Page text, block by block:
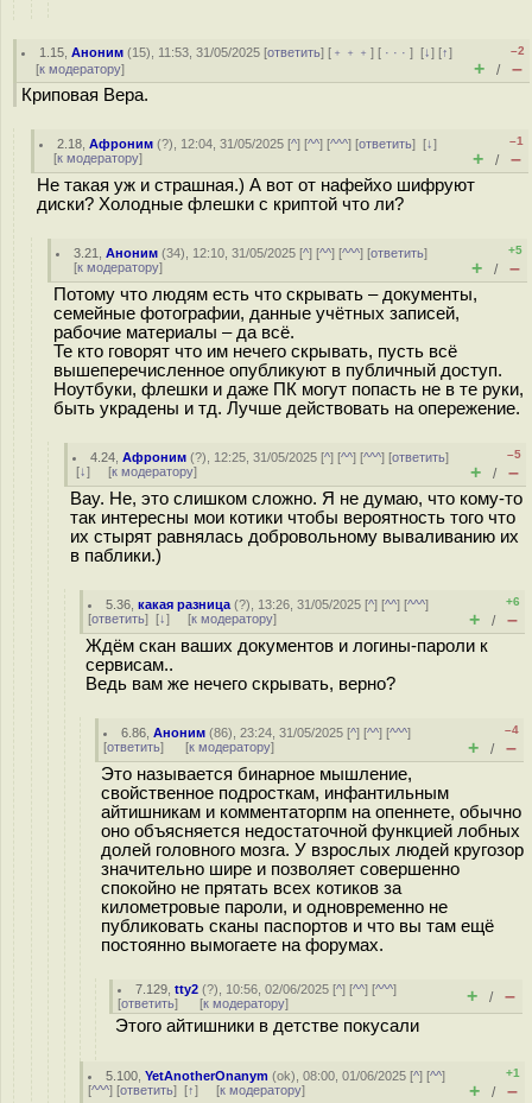
1.15 ,Аноним (15), 11:53, 31/05/2025 [ответить] [ ﹢﹢﹢] [ · · ·][↓] [↑]
[к модератору]
–2
+ / –
Криповая Вера.
2.18 ,Афроним (?), 12:04, 31/05/2025 [^] [^^] [^^^] [ответить][↓]
[к модератору]
–1
+ / –
Не такая уж и страшная.) А вот от нафейхо шифруют
диски? Холодные флешки с криптой что ли?
3.21 ,Аноним (34), 12:10, 31/05/2025 [^] [^^] [^^^] [ответить]
[к модератору]
+5
+ / –
Потому что людям есть что скрывать – документы,
семейные фотографии, данные учётных записей,
рабочие материалы – да всё.
Те кто говорят что им нечего скрывать, пусть всё
вышеперечисленное опубликуют в публичный доступ.
Ноутбуки, флешки и даже ПК могут попасть не в те руки,
быть украдены и тд. Лучше действовать на опережение.
4.24 ,Афроним (?), 12:25, 31/05/2025 [^] [^^] [^^^] [ответить]
[↓] [к модератору]
–5
+ / –
Вау. Не, это слишком сложно. Я не думаю, что кому-то
так интересны мои котики чтобы вероятность того что
их стырят равнялась добровольному вываливанию их
в паблики.)
5.36 ,какая разница (?), 13:26, 31/05/2025 [^] [^^] [^^^]
[ответить] [↓] [к модератору]
+6
+ / –
Ждём скан ваших документов и логины-пароли к
сервисам..
Ведь вам же нечего скрывать, верно?
6.86 ,Аноним (86), 23:24, 31/05/2025 [^] [^^] [^^^]
[ответить] [к модератору]
–4
+ / –
Это называется бинарное мышление,
свойственное подросткам, инфантильным
айтишникам и комментаторпм на опеннете, обычно
оно объясняется недостаточной функцией лобных
долей головного мозга. У взрослых людей кругозор
значительно шире и позволяет совершенно
спокойно не прятать всех котиков за
километровые пароли, и одновременно не
публиковать сканы паспортов и что вы там ещё
постоянно вымогаете на форумах.
7.129 ,tty2 (?), 10:56, 02/06/2025 [^] [^^] [^^^]
[ответить] [к модератору] + / –
Этого айтишники в детстве покусали
5.100 ,YetAnotherOnanym (ok), 08:00, 01/06/2025 [^] [^^]
[^^^] [ответить] [↑] [к модератору]
+1
+ / –